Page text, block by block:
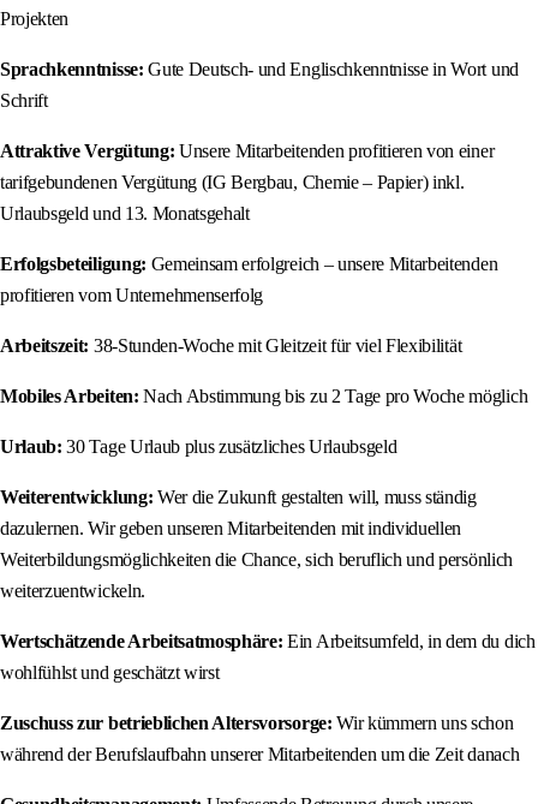
Projekten
Sprachkenntnisse: Gute Deutsch- und Englischkenntnisse in Wort und
Schrift
Attraktive Vergütung: Unsere Mitarbeitenden profitieren von einer
tarifgebundenen Vergütung (IG Bergbau, Chemie – Papier) inkl.
Urlaubsgeld und 13. Monatsgehalt
Erfolgsbeteiligung: Gemeinsam erfolgreich – unsere Mitarbeitenden
profitieren vom Unternehmenserfolg
Arbeitszeit: 38-Stunden-Woche mit Gleitzeit für viel Flexibilität
Mobiles Arbeiten: Nach Abstimmung bis zu 2 Tage pro Woche möglich
Urlaub: 30 Tage Urlaub plus zusätzliches Urlaubsgeld
Weiterentwicklung: Wer die Zukunft gestalten will, muss ständig
dazulernen. Wir geben unseren Mitarbeitenden mit individuellen
Weiterbildungsmöglichkeiten die Chance, sich beruflich und persönlich
weiterzuentwickeln.
Wertschätzende Arbeitsatmosphäre: Ein Arbeitsumfeld, in dem du dich
wohlfühlst und geschätzt wirst
Zuschuss zur betrieblichen Altersvorsorge: Wir kümmern uns schon
während der Berufslaufbahn unserer Mitarbeitenden um die Zeit danach